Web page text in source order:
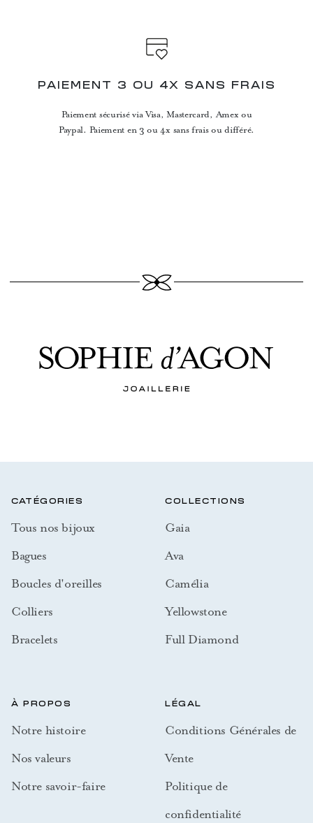
PAIEMENT 3 OU 4X SANS FRAIS
Paiement sécurisé via Visa, Mastercard, Amex ou
Paypal. Paiement en 3 ou 4x sans frais ou différé.
CATÉGORIES
Tous nos bijoux
Bagues
Boucles d'oreilles
Colliers
Bracelets
COLLECTIONS
Gaia
Ava
Camélia
Yellowstone
Full Diamond
À PROPOS
Notre histoire
Nos valeurs
Notre savoir-faire
LÉGAL
Conditions Générales de
Vente
Politique de
confidentialité